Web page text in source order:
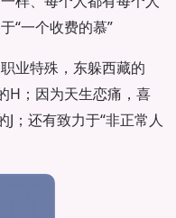
“一个收费的慕”
业特殊，东躲西藏的
H；因为天生恋痛，喜
；还有致力于“非正常人